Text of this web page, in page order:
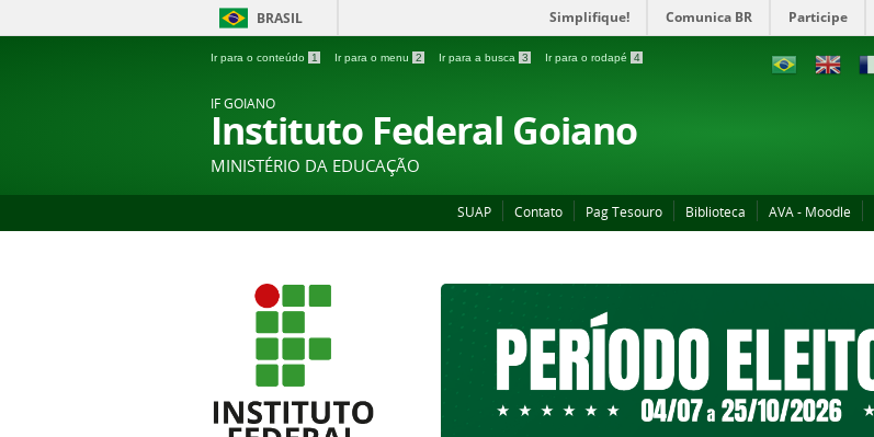
BRASIL Simplifique! Comunica BR Participe
Ir para o conteúdo 1 Ir para o menu 2 Ir para a busca 3 Ir para o rodapé 4
IF GOIANO
Instituto Federal Goiano
MINISTÉRIO DA EDUCAÇÃO
SUAP Contato Pag Tesouro Biblioteca AVA - Moodle